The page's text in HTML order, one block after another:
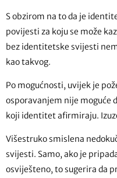
S obzirom na to da je
povijesti za koju se može
bez identitetske svijesti
kao takvog.
Po mogućnosti, uvijek je
osporavanjem nije moguće
koji identitet afirmiraju.
Višestruko smislena
svijesti. Samo, ako je
osviješteno, to sugerira da